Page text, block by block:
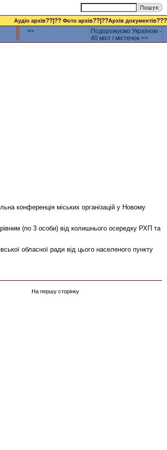
Аудіо архів??|?? Фото архів??|??Архів документів???
>>
Подорожуємо Україною -
40 міст і містечок >>
конференція міських організацій у Новому
(по 3 особи) від колишнього осередку РХП та
обласної ради від цього населеного пункту
На першу сторінку